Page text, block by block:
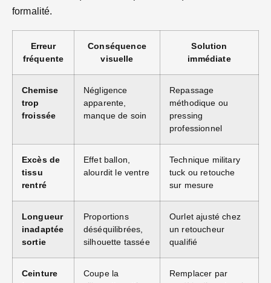
formalité.
Erreur
fréquente
Conséquence
visuelle
Solution
immédiate
Chemise
trop
froissée
Négligence
apparente,
manque de soin
Repassage
méthodique ou
pressing
professionnel
Excès de
tissu
rentré
Effet ballon,
alourdit le ventre
Technique military
tuck ou retouche
sur mesure
Longueur
inadaptée
sortie
Proportions
déséquilibrées,
silhouette tassée
Ourlet ajusté chez
un retoucheur
qualifié
Ceinture
Coupe la
Remplacer par